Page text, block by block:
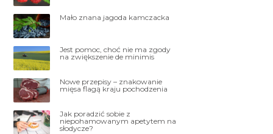
Mało znana jagoda kamczacka
Jest pomoc, choć nie ma zgody
na zwiększenie de minimis
Nowe przepisy – znakowanie
mięsa flagą kraju pochodzenia
Jak poradzić sobie z
niepohamowanym apetytem na
słodycze?